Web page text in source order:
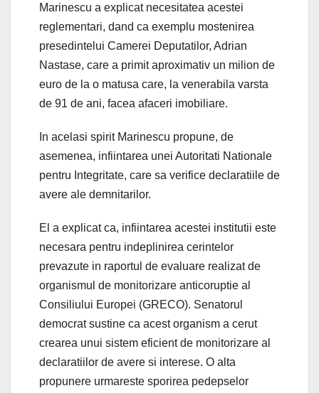
Marinescu a explicat necesitatea acestei
reglementari, dand ca exemplu mostenirea
presedintelui Camerei Deputatilor, Adrian
Nastase, care a primit aproximativ un milion de
euro de la o matusa care, la venerabila varsta
de 91 de ani, facea afaceri imobiliare.
In acelasi spirit Marinescu propune, de
asemenea, infiintarea unei Autoritati Nationale
pentru Integritate, care sa verifice declaratiile de
avere ale demnitarilor.
El a explicat ca, infiintarea acestei institutii este
necesara pentru indeplinirea cerintelor
prevazute in raportul de evaluare realizat de
organismul de monitorizare anticoruptie al
Consiliului Europei (GRECO). Senatorul
democrat sustine ca acest organism a cerut
crearea unui sistem eficient de monitorizare al
declaratiilor de avere si interese. O alta
propunere urmareste sporirea pedepselor